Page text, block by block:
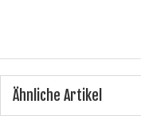
Ähnliche Artikel